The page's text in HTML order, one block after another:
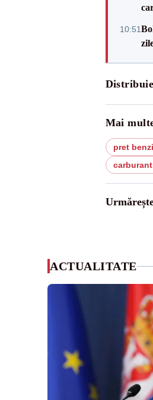
10:51
Mai
pret
ACTUALITATE